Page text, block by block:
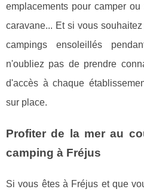
emplacements pour camper
caravane... Et si vous
campings ensoleillés
n'oubliez pas de prendre
d'accès à chaque
sur place.
Profiter de la mer au
camping à Fréjus
Si vous êtes à Fréjus et que